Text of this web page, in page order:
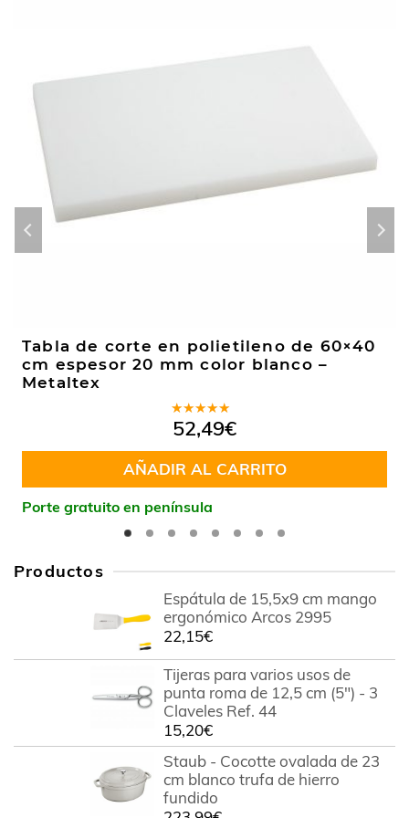
Tabla de corte en polietileno de 60×40
cm espesor 20 mm color blanco –
Metaltex
Valorado
en5.00de
5
52,49€
AÑADIR AL CARRITO
Porte gratuito en península
Productos
Espátula de 15,5x9 cm mango
ergonómico Arcos 2995
22,15€
Tijeras para varios usos de
punta roma de 12,5 cm (5") - 3
Claveles Ref. 44
15,20€
Staub - Cocotte ovalada de 23
cm blanco trufa de hierro
fundido